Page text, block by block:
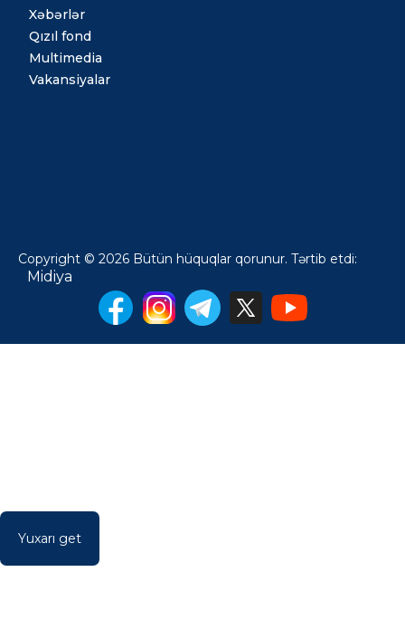
Xəbərlər
Qızıl fond
Multimedia
Vakansiyalar
Copyright © 2026 Bütün hüquqlar qorunur. Tərtib etdi:
Midiya
Yuxarı get